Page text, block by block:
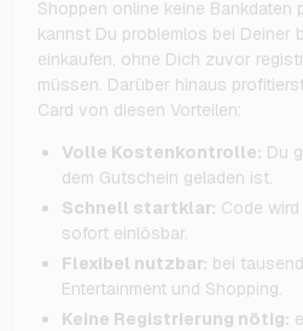
Shoppen online keine Bankdaten
kannst Du problemlos bei Deiner
einkaufen, ohne Dich zuvor
müssen. Darüber hinaus
Card von diesen Vorteilen:
Volle Kostenkontrolle: Du
dem Gutschein geladen ist.
Schnell startklar: Code
sofort einlösbar.
Flexibel nutzbar: bei
Entertainment und Shopping.
Keine Registrierung nötig: